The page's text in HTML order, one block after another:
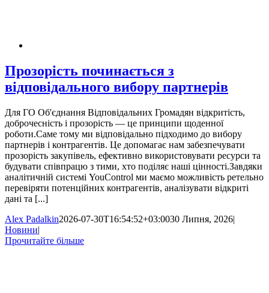
Прозорість починається з
відповідального вибору партнерів
Для ГО Об'єднання Відповідальних Громадян відкритість,
доброчесність і прозорість — це принципи щоденної
роботи.Саме тому ми відповідально підходимо до вибору
партнерів і контрагентів. Це допомагає нам забезпечувати
прозорість закупівель, ефективно використовувати ресурси та
будувати співпрацю з тими, хто поділяє наші цінності.Завдяки
аналітичній системі YouControl ми маємо можливість ретельно
перевіряти потенційних контрагентів, аналізувати відкриті
дані та [...]
Alex Padalkin2026-07-30T16:54:52+03:0030 Липня, 2026|
Новини|
Прочитайте більше